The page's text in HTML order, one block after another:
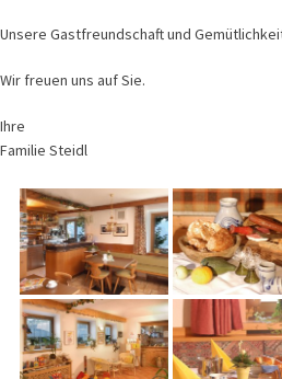
Unsere Gastfreundschaft und
Wir freuen uns auf Sie.
Ihre
Familie Steidl